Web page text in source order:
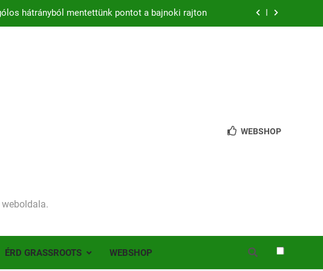
hátrányból mentettünk pontot a bajnoki rajton
– több mint 200 játékos lépett pályára Érden
nélkül jutottunk tovább a MOL Magyar Kupában
es szezon – hazai pályán rajtol az Érdi VSE!
– több mint 200 játékos lépett pályára Érden
WEBSHOP
ÉRD GRASSROOTS WEBSHOP